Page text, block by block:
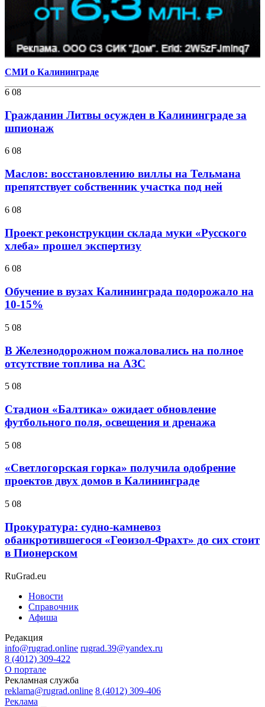
СМИ о Калининграде
6 08
Гражданин Литвы осужден в Калининграде за
шпионаж
6 08
Маслов: восстановлению виллы на Тельмана
препятствует собственник участка под ней
6 08
Проект реконструкции склада муки «Русского
хлеба» прошел экспертизу
6 08
Обучение в вузах Калининграда подорожало на
10-15%
5 08
В Железнодорожном пожаловались на полное
отсутствие топлива на АЗС
5 08
Стадион «Балтика» ожидает обновление
футбольного поля, освещения и дренажа
5 08
«Светлогорская горка» получила одобрение
проектов двух домов в Калининграде
5 08
Прокуратура: судно-камневоз
обанкротившегося «Геоизол-Фрахт» до сих стоит
в Пионерском
RuGrad.eu
Новости
Справочник
Афиша
Редакция
info@rugrad.online rugrad.39@yandex.ru
8 (4012) 309-422
О портале
Рекламная служба
reklama@rugrad.online 8 (4012) 309-406
Реклама